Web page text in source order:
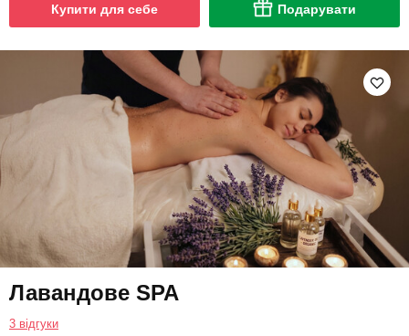
Купити для себе Подарувати
Лавандове SPA
3 відгуки